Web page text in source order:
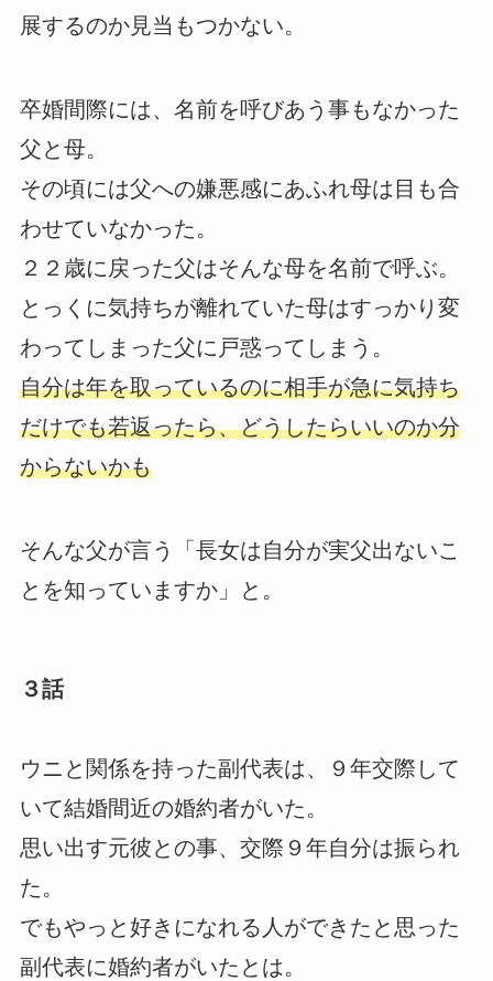
展するのか見当もつかない。
卒婚間際には、名前を呼びあう事もなかった
父と母。
その頃には父への嫌悪感にあふれ母は目も合
わせていなかった。
２２歳に戻った父はそんな母を名前で呼ぶ。
とっくに気持ちが離れていた母はすっかり変
わってしまった父に戸惑ってしまう。
自分は年を取っているのに相手が急に気持ち
だけでも若返ったら、どうしたらいいのか分
からないかも
そんな父が言う「長女は自分が実父出ないこ
とを知っていますか」と。
３話
ウニと関係を持った副代表は、９年交際して
いて結婚間近の婚約者がいた。
思い出す元彼との事、交際９年自分は振られ
た。
でもやっと好きになれる人ができたと思った
副代表に婚約者がいたとは。